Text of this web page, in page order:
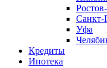
Санкт-
Уфа
Кредиты
Ипотека